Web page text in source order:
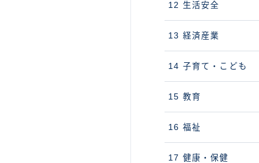
12 生活安全
13 経済産業
14 子育て・こども
15 教育
16 福祉
17 健康・保健